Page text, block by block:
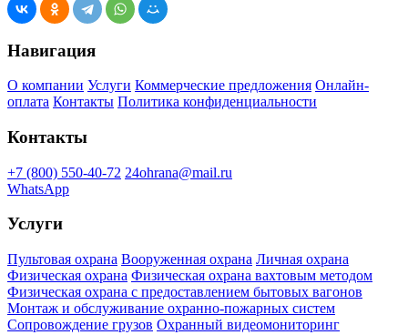
Навигация
О компании Услуги Коммерческие предложения Онлайн-
оплата Контакты Политика конфиденциальности
Контакты
+7 (800) 550-40-72 24ohrana@mail.ru
WhatsApp
Услуги
Пультовая охрана Вооруженная охрана Личная охрана
Физическая охрана Физическая охрана вахтовым методом
Физическая охрана с предоставлением бытовых вагонов
Монтаж и обслуживание охранно-пожарных систем
Сопровождение грузов Охранный видеомониторинг